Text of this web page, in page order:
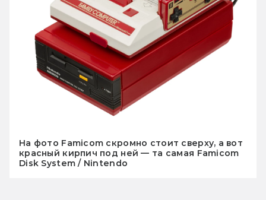
На фото Famicom скромно стоит сверху, а вот
красный кирпич под ней — та самая Famicom
Disk System / Nintendo